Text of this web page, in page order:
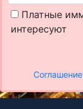
Платные
интересуют